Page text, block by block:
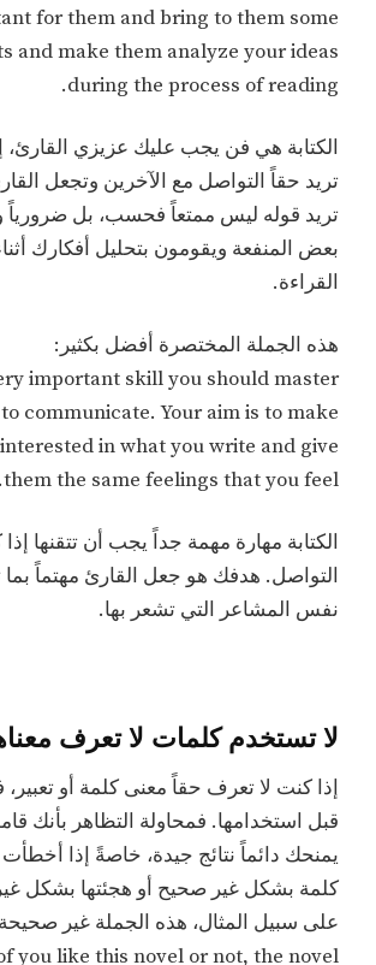
for them and bring to them some
and make them analyze your ideas
during the process of reading.
الكتابة هي فن يجب عليك عزيزي القارئ،
تريد حقاً التواصل مع الآخرين وتجعل
تريد قوله ليس ممتعاً فحسب، بل ضرورياً
بعض المنفعة ويقومون بتحليل أفكارك
القراءة.
هذه الجملة المختصرة أفضل بكثير:
important skill you should master
communicate. Your aim is to make
in what you write and give
them the same feelings that you feel.
الكتابة مهارة مهمة جداً يجب أن تتقنها
التواصل. هدفك هو جعل القارئ مهتماً بما
نفس المشاعر التي تشعر بها.
لا تستخدم كلمات لا تعرف
إذا كنت لا تعرف حقاً معنى كلمة أو تعبير،
قبل استخدامها. فمحاولة التظاهر بأنك
يمنحك دائماً نتائج جيدة، خاصةً إذا
كلمة بشكل غير صحيح أو هجئتها بشكل
على سبيل المثال، هذه الجملة غير
you like this novel or not, the novel